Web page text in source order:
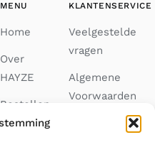
MENU
Home
Over
HAYZE
Bestellen
Journal
KLANTENSERVICE
Veelgestelde
vragen
Algemene
Voorwaarden